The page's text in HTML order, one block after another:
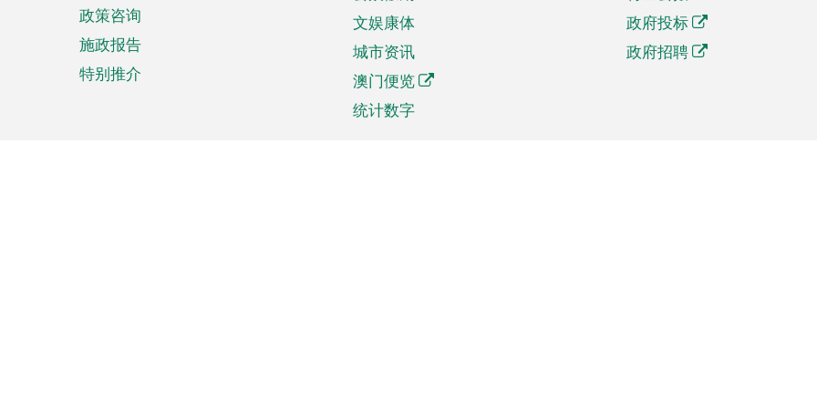
政策咨询
施政报告
特别推介
文娱康体
城市资讯
澳门便览
统计数字
政府投标
政府招聘